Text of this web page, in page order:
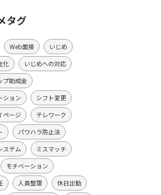
タグ
Web面接
いじめ
化
いじめへの対応
プ助成金
ション
シフト変更
ページ
テレワーク
パワハラ防止法
ステム
ミスマッチ
モチベーション
人員整理
休日出勤